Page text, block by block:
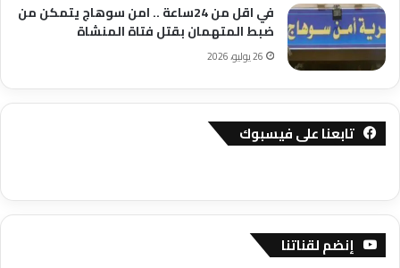
في اقل من 24ساعة .. امن سوهاج يتمكن من
ضبط المتهمان بقتل فتاة المنشاة
26 يوليو، 2026
تابعنا على فيسبوك
إنضم لقناتنا